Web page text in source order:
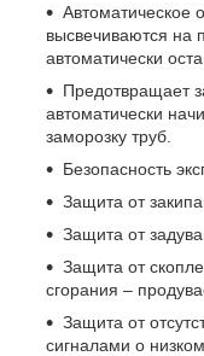
Автоматическое
высвечиваются на
автоматически
Предотвращает
автоматически
заморозку труб.
Безопасность
Защита от
Защита от
Защита от
сгорания –
Защита от
сигналами о